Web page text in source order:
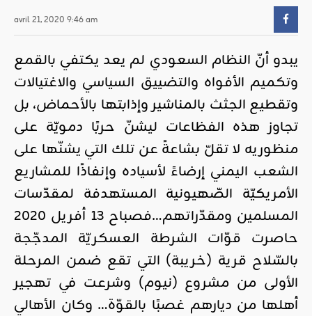
avril 21, 2020 9:46 am
يبدو أنّ النظام السعودي لم يعد يكتفي بالقمع
وتكميم الأفواه والتضييق السياسي والاغتيالات
وتقطيع الجثث بالمناشير وإذابتها بالأحماض، بل
تجاوز هذه الفظاعات ليشنّ حربًا دمويّة على
منظوريه لا تقلّ بشاعةً عن تلك التي يشنّها على
الشعب اليمني إرضاءً لأسياده وإنفاذًا للمشاريع
الأمريكيّة الصّهيونية المستهدفة لمقدّسات
المسلمين ومقدّراتهم…فصباح 13 أفريل 2020
حاصرت قوّات الشرطة العسكريّة المدجّجة
بالسّلاح قرية (خريبة) التي تقع ضمن المرحلة
الأولى من مشروع (نيوم) وشرعت في تهجير
أهلها من ديارهم غصبًا بالقوّة… وكان الأهالي